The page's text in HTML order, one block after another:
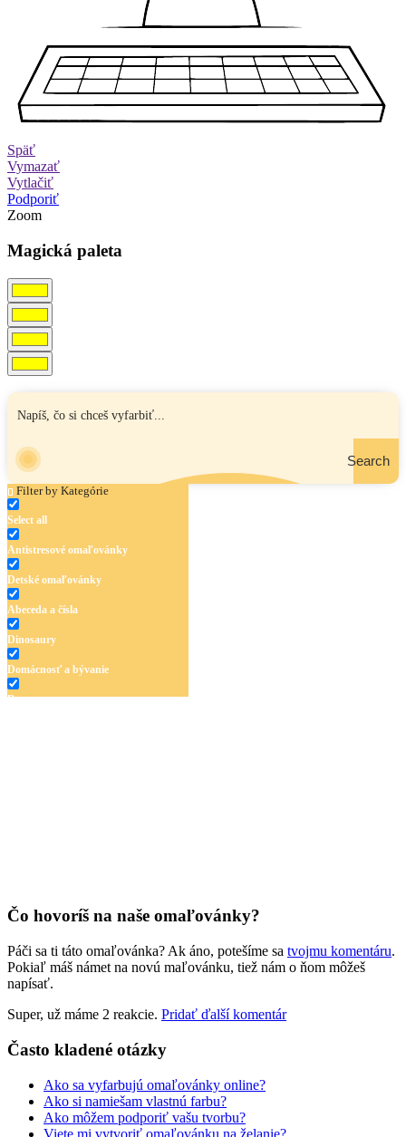
Späť
Vymazať
Vytlačiť
Podporiť
Zoom
Magická paleta
Search
Filter by Kategórie
Select all
Antistresové omaľovánky
Detské omaľovánky
Abeceda a čísla
Dinosaury
Domácnosť a bývanie
Doprava
Mandaly
Ovocie a zelenina
Valentín / láska
Vesmír
Zima a Vianoce
Čo hovoríš na naše omaľovánky?
Páči sa ti táto omaľovánka? Ak áno, potešíme sa tvojmu komentáru.
Pokiaľ máš námet na novú maľovánku, tiež nám o ňom môžeš
napísať.
Super, už máme 2 reakcie. Pridať ďalší komentár
Často kladené otázky
Ako sa vyfarbujú omaľovánky online?
Ako si namiešam vlastnú farbu?
Ako môžem podporiť vašu tvorbu?
Viete mi vytvoriť omaľovánku na želanie?